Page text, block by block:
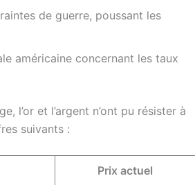
de guerre, poussant les
américaine concernant les taux
l’or et l’argent n’ont pu résister à
suivants :
Prix actuel